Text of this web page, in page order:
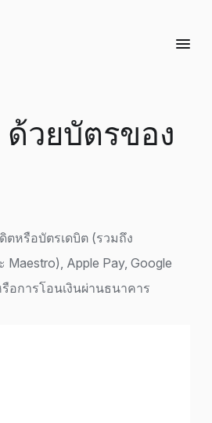
ด้วยบัตรของ
ตหรือบัตรเดบิต (รวมถึง
Maestro), Apple Pay, Google
อการโอนเงินผ่านธนาคาร